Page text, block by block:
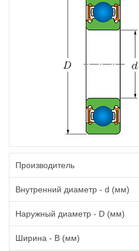
Производитель
Внутренний диаметр - d (мм)
Наружный диаметр - D (мм)
Ширина - B (мм)